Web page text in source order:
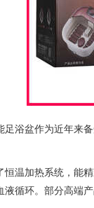
浴盆作为近年
温加热系统，能
循环。部分高端